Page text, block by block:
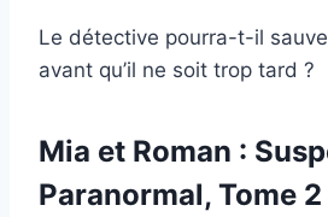
Le détective pourra-t-il
avant qu’il ne soit trop tard ?
Mia et Roman :
Paranormal, Tome 2